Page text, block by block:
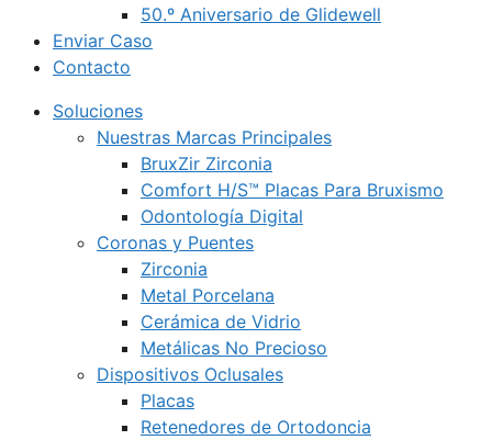
50.º Aniversario de Glidewell
Enviar Caso
Contacto
Soluciones
Nuestras Marcas Principales
BruxZir Zirconia
Comfort H/S™ Placas Para Bruxismo
Odontología Digital
Coronas y Puentes
Zirconia
Metal Porcelana
Cerámica de Vidrio
Metálicas No Precioso
Dispositivos Oclusales
Placas
Retenedores de Ortodoncia